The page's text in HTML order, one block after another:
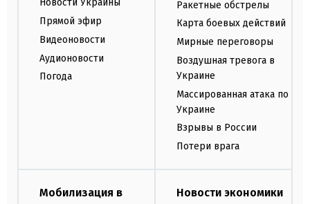
Новости Украины
Прямой эфир
Видеоновости
Аудионовости
Погода
Ракетные обстрелы
Карта боевых действий
Мирные переговоры
Воздушная тревога в
Украине
Массированная атака по
Украине
Взрывы в России
Потери врага
Мобилизация в
Новости экономики